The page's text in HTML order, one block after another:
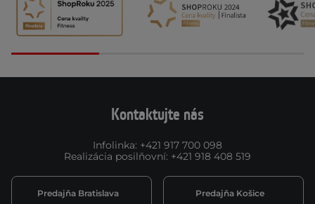
Kontaktujte nás
Infolinka: +421 917 700 098
Realizácia posilňovní: +421 918 408 519
Predajňa Bratislava Predajňa Košice